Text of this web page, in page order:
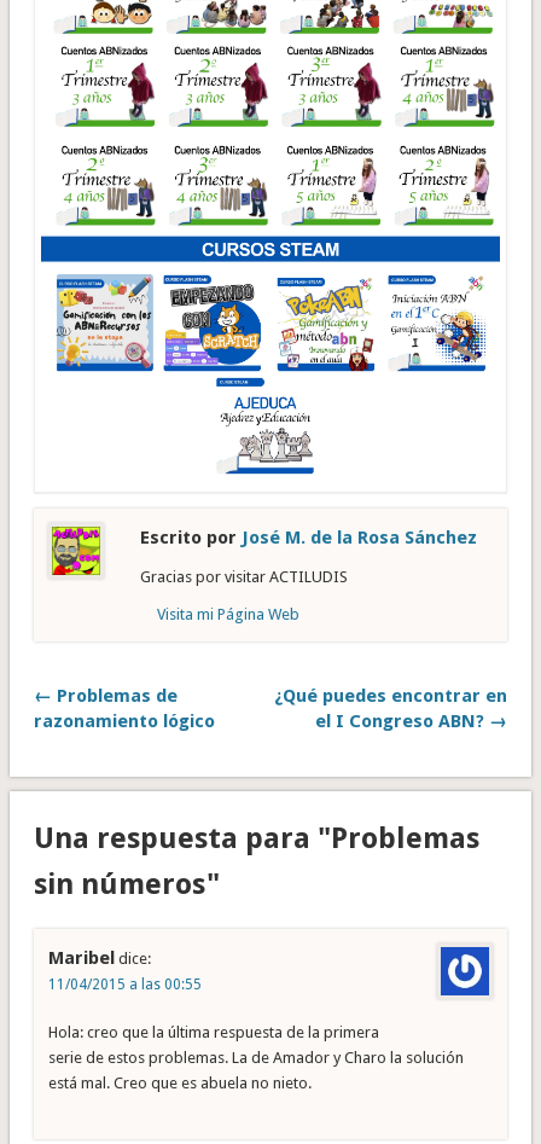
Escrito por José M. de la Rosa Sánchez
Gracias por visitar ACTILUDIS
Visita mi Página Web
← Problemas de
razonamiento lógico
¿Qué puedes encontrar en
el I Congreso ABN? →
Una respuesta para "Problemas
sin números"
Maribel dice:
11/04/2015 a las 00:55
Hola: creo que la última respuesta de la primera
serie de estos problemas. La de Amador y Charo la solución
está mal. Creo que es abuela no nieto.